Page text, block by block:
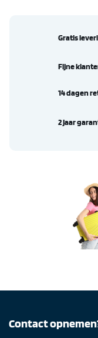
Gratis
Fijne
14 dagen
2 jaar
Contact